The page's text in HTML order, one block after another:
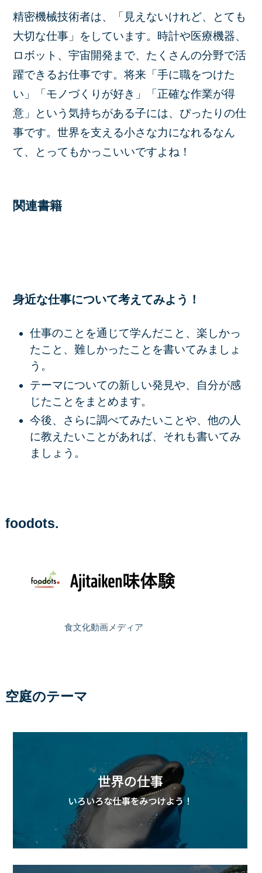
精密機械技術者は、「見えないけれど、とても
大切な仕事」をしています。時計や医療機器、
ロボット、宇宙開発まで、たくさんの分野で活
躍できるお仕事です。将来「手に職をつけた
い」「モノづくりが好き」「正確な作業が得
意」という気持ちがある子には、ぴったりの仕
事です。世界を支える小さな力になれるなん
て、とってもかっこいいですよね！
関連書籍
身近な仕事について考えてみよう！
仕事のことを通じて学んだこと、楽しかっ
たこと、難しかったことを書いてみましょ
う。
テーマについての新しい発見や、自分が感
じたことをまとめます。
今後、さらに調べてみたいことや、他の人
に教えたいことがあれば、それも書いてみ
ましょう。
foodots.
食文化動画メディア
空庭のテーマ